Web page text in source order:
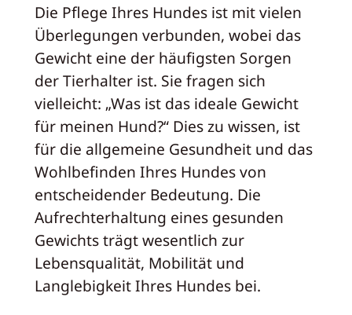
Die Pflege Ihres Hundes ist mit vielen
Überlegungen verbunden, wobei das
Gewicht eine der häufigsten Sorgen
der Tierhalter ist. Sie fragen sich
vielleicht: „Was ist das ideale Gewicht
für meinen Hund?“ Dies zu wissen, ist
für die allgemeine Gesundheit und das
Wohlbefinden Ihres Hundes von
entscheidender Bedeutung. Die
Aufrechterhaltung eines gesunden
Gewichts trägt wesentlich zur
Lebensqualität, Mobilität und
Langlebigkeit Ihres Hundes bei.